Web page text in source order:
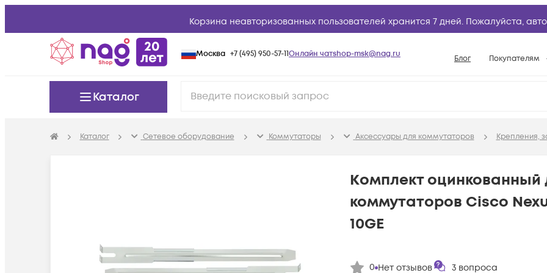
Корзина неавторизованных пользователей хранится 7 дней. Пожалуйста,
Москва +7 (495) 950-57-11Онлайн чатshop-msk@nag.ru Блог Покупателям
Условия
Возврат
Вопросы и
Каталог
Каталог Сетевое оборудование Коммутаторы Аксессуары для коммутаторов Крепления,
Комплект
коммутаторов Cisco
10GE
0 Нет отзывов 3 вопроса